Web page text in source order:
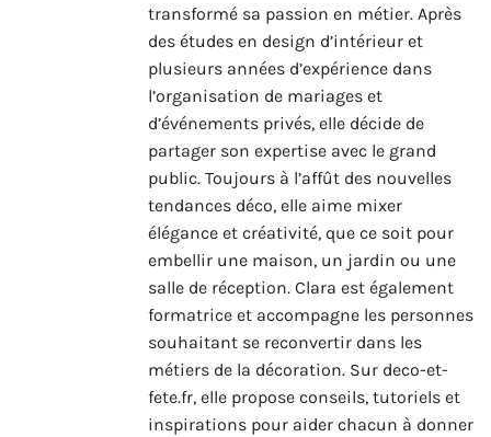
transformé sa passion en métier. Après
des études en design d’intérieur et
plusieurs années d’expérience dans
l’organisation de mariages et
d’événements privés, elle décide de
partager son expertise avec le grand
public. Toujours à l’affût des nouvelles
tendances déco, elle aime mixer
élégance et créativité, que ce soit pour
embellir une maison, un jardin ou une
salle de réception. Clara est également
formatrice et accompagne les personnes
souhaitant se reconvertir dans les
métiers de la décoration. Sur deco-et-
fete.fr, elle propose conseils, tutoriels et
inspirations pour aider chacun à donner